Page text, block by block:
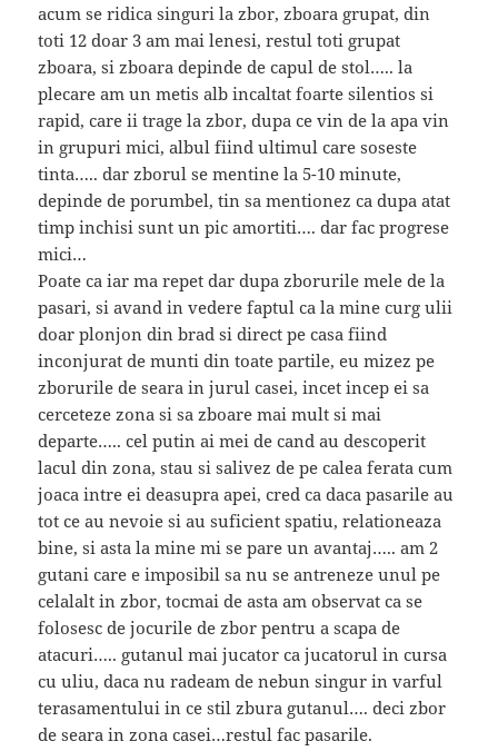
acum se ridica singuri la zbor, zboara grupat, din
toti 12 doar 3 am mai lenesi, restul toti grupat
zboara, si zboara depinde de capul de stol….. la
plecare am un metis alb incaltat foarte silentios si
rapid, care ii trage la zbor, dupa ce vin de la apa vin
in grupuri mici, albul fiind ultimul care soseste
tinta….. dar zborul se mentine la 5-10 minute,
depinde de porumbel, tin sa mentionez ca dupa atat
timp inchisi sunt un pic amortiti…. dar fac progrese
mici…
Poate ca iar ma repet dar dupa zborurile mele de la
pasari, si avand in vedere faptul ca la mine curg ulii
doar plonjon din brad si direct pe casa fiind
inconjurat de munti din toate partile, eu mizez pe
zborurile de seara in jurul casei, incet incep ei sa
cerceteze zona si sa zboare mai mult si mai
departe….. cel putin ai mei de cand au descoperit
lacul din zona, stau si salivez de pe calea ferata cum
joaca intre ei deasupra apei, cred ca daca pasarile au
tot ce au nevoie si au suficient spatiu, relationeaza
bine, si asta la mine mi se pare un avantaj….. am 2
gutani care e imposibil sa nu se antreneze unul pe
celalalt in zbor, tocmai de asta am observat ca se
folosesc de jocurile de zbor pentru a scapa de
atacuri….. gutanul mai jucator ca jucatorul in cursa
cu uliu, daca nu radeam de nebun singur in varful
terasamentului in ce stil zbura gutanul…. deci zbor
de seara in zona casei…restul fac pasarile.